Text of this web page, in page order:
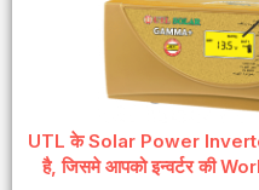
UTL के Solar Power Inverter
है, जिसमे आपको इन्वर्टर की